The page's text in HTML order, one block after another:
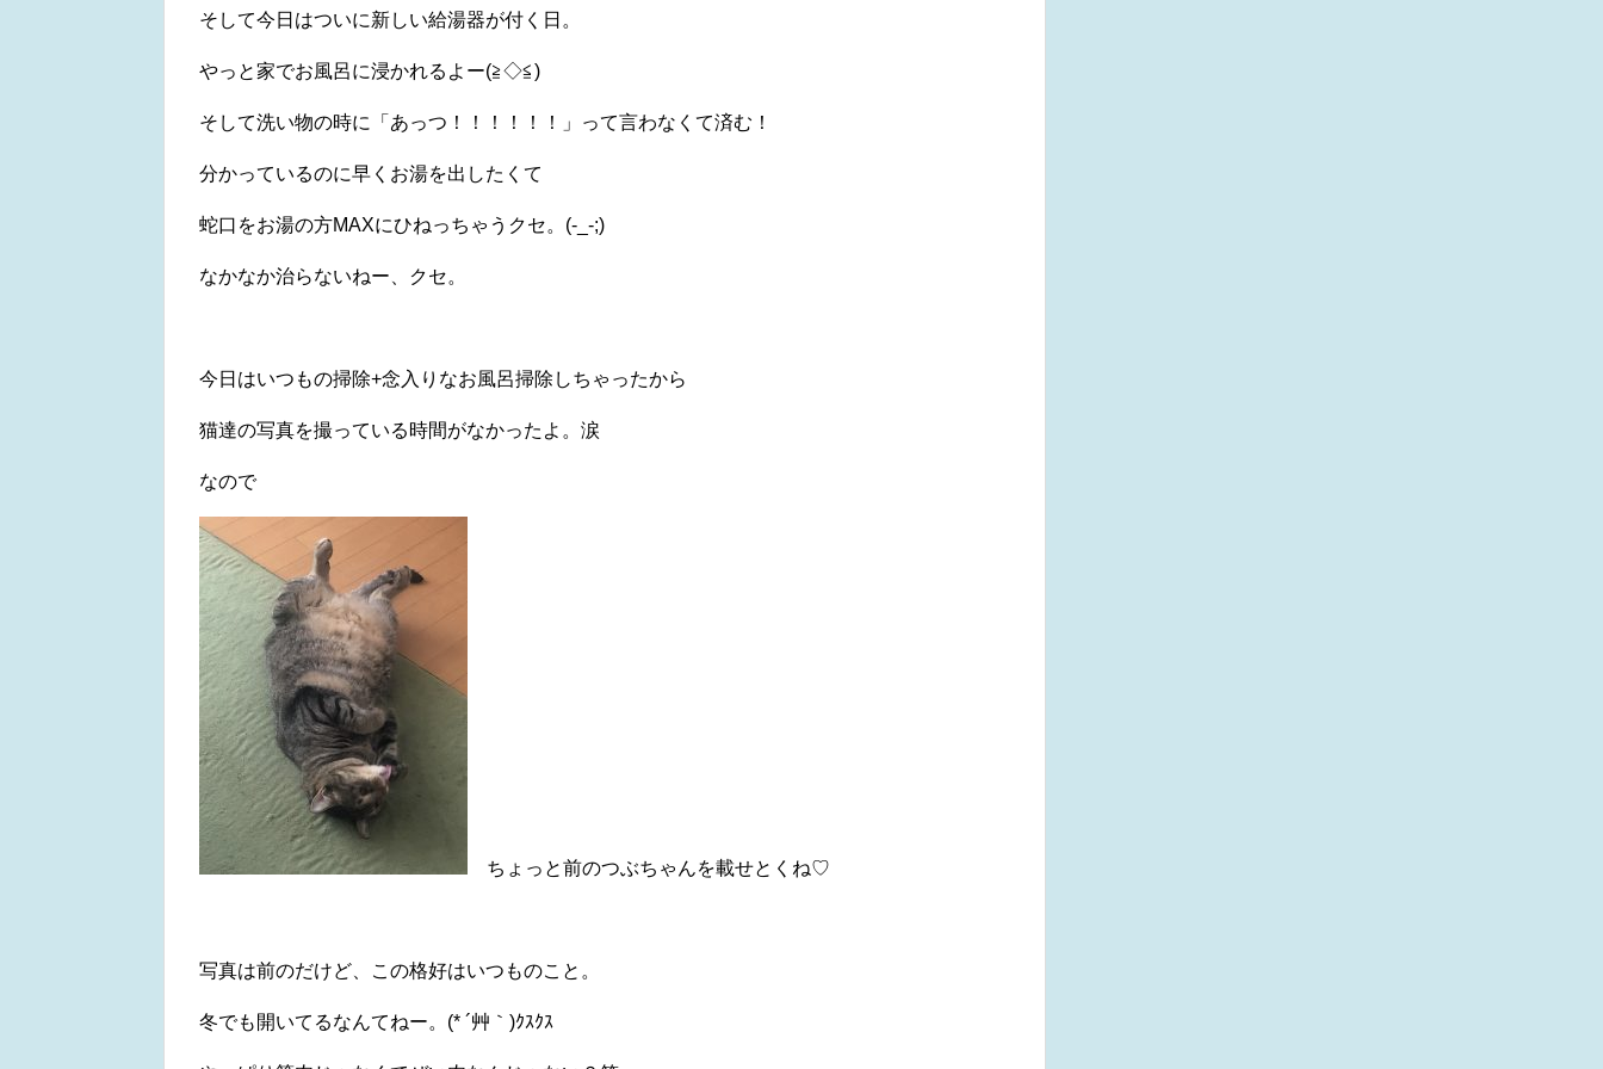
そして今日はついに新しい給湯器が付く日。
やっと家でお風呂に浸かれるよー(≧◇≦)
そして洗い物の時に「あっつ！！！！！！」って言わなくて済む！
分かっているのに早くお湯を出したくて
蛇口をお湯の方MAXにひねっちゃうクセ。(-_-;)
なかなか治らないねー、クセ。
今日はいつもの掃除+念入りなお風呂掃除しちゃったから
猫達の写真を撮っている時間がなかったよ。涙
なので
ちょっと前のつぶちゃんを載せとくね♡
写真は前のだけど、この格好はいつものこと。
冬でも開いてるなんてねー。(* ´艸｀)ｸｽｸｽ